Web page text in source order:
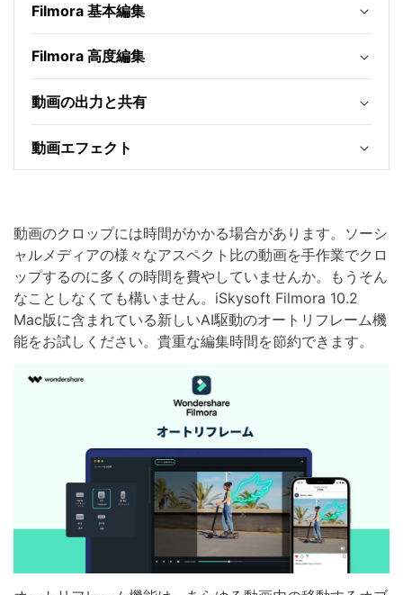
Filmora 基本編集
Filmora 高度編集
動画の出力と共有
動画エフェクト
動画のクロップには時間がかかる場合があります。ソーシ
ャルメディアの様々なアスペクト比の動画を手作業でクロ
ップするのに多くの時間を費やしていませんか。もうそん
なことしなくても構いません。iSkysoft Filmora 10.2
Mac版に含まれている新しいAI駆動のオートリフレーム機
能をお試しください。貴重な編集時間を節約できます。